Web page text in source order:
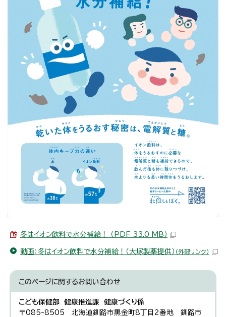
冬はイオン飲料で水分補給！ （PDF 33.0 MB）
動画：冬はイオン飲料で水分補給！（大塚製薬提供） （外部リンク）
このページに関するお問い合わせ
こども保健部 健康推進課 健康づくり係
〒085-8505 北海道釧路市黒金町8丁目2番地 釧路市